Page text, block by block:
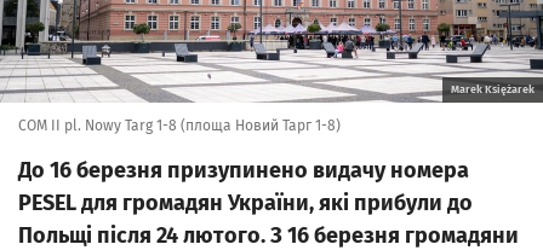
Marek Księżarek
COM II pl. Nowy Targ 1-8 (площа Новий Тарг 1-8)
До 16 березня призупинено видачу номера
PESEL для громадян України, які прибули до
Польщі після 24 лютого. З 16 березня громадяни